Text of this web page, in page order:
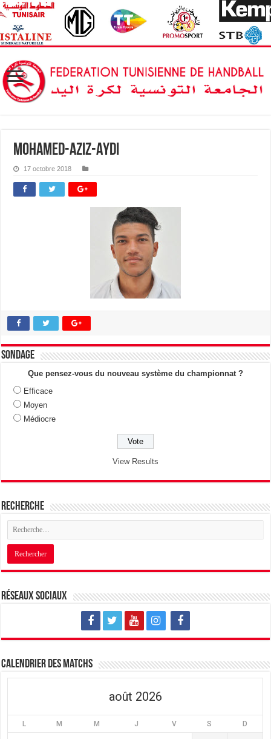
Mohamed-Aziz-Aydi
17 octobre 2018
Sondage
Que pensez-vous du nouveau système du championnat ?
Efficace
Moyen
Médiocre
View Results
Recherche
Réseaux sociaux
Calendrier des matchs
août 2026
L M M J V S D